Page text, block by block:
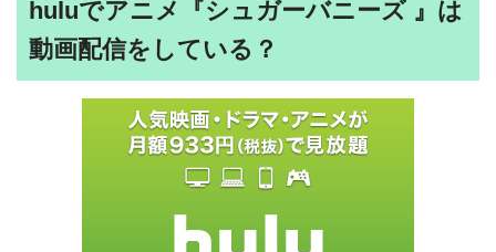
huluでアニメ『シュガーバニーズ 』は
動画配信をしている？